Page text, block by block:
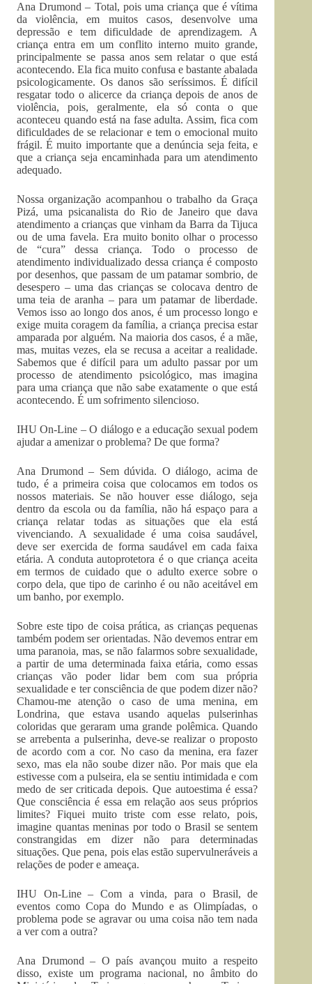
Ana Drumond – Total, pois uma criança que é vítima
da violência, em muitos casos, desenvolve uma
depressão e tem dificuldade de aprendizagem. A
criança entra em um conflito interno muito grande,
principalmente se passa anos sem relatar o que está
acontecendo. Ela fica muito confusa e bastante abalada
psicologicamente. Os danos são seríssimos. É difícil
resgatar todo o alicerce da criança depois de anos de
violência, pois, geralmente, ela só conta o que
aconteceu quando está na fase adulta. Assim, fica com
dificuldades de se relacionar e tem o emocional muito
frágil. É muito importante que a denúncia seja feita, e
que a criança seja encaminhada para um atendimento
adequado.
Nossa organização acompanhou o trabalho da Graça
Pizá, uma psicanalista do Rio de Janeiro que dava
atendimento a crianças que vinham da Barra da Tijuca
ou de uma favela. Era muito bonito olhar o processo
de “cura” dessa criança. Todo o processo de
atendimento individualizado dessa criança é composto
por desenhos, que passam de um patamar sombrio, de
desespero – uma das crianças se colocava dentro de
uma teia de aranha – para um patamar de liberdade.
Vemos isso ao longo dos anos, é um processo longo e
exige muita coragem da família, a criança precisa estar
amparada por alguém. Na maioria dos casos, é a mãe,
mas, muitas vezes, ela se recusa a aceitar a realidade.
Sabemos que é difícil para um adulto passar por um
processo de atendimento psicológico, mas imagina
para uma criança que não sabe exatamente o que está
acontecendo. É um sofrimento silencioso.
IHU On-Line – O diálogo e a educação sexual podem
ajudar a amenizar o problema? De que forma?
Ana Drumond – Sem dúvida. O diálogo, acima de
tudo, é a primeira coisa que colocamos em todos os
nossos materiais. Se não houver esse diálogo, seja
dentro da escola ou da família, não há espaço para a
criança relatar todas as situações que ela está
vivenciando. A sexualidade é uma coisa saudável,
deve ser exercida de forma saudável em cada faixa
etária. A conduta autoprotetora é o que criança aceita
em termos de cuidado que o adulto exerce sobre o
corpo dela, que tipo de carinho é ou não aceitável em
um banho, por exemplo.
Sobre este tipo de coisa prática, as crianças pequenas
também podem ser orientadas. Não devemos entrar em
uma paranoia, mas, se não falarmos sobre sexualidade,
a partir de uma determinada faixa etária, como essas
crianças vão poder lidar bem com sua própria
sexualidade e ter consciência de que podem dizer não?
Chamou-me atenção o caso de uma menina, em
Londrina, que estava usando aquelas pulserinhas
coloridas que geraram uma grande polêmica. Quando
se arrebenta a pulserinha, deve-se realizar o proposto
de acordo com a cor. No caso da menina, era fazer
sexo, mas ela não soube dizer não. Por mais que ela
estivesse com a pulseira, ela se sentiu intimidada e com
medo de ser criticada depois. Que autoestima é essa?
Que consciência é essa em relação aos seus próprios
limites? Fiquei muito triste com esse relato, pois,
imagine quantas meninas por todo o Brasil se sentem
constrangidas em dizer não para determinadas
situações. Que pena, pois elas estão supervulneráveis a
relações de poder e ameaça.
IHU On-Line – Com a vinda, para o Brasil, de
eventos como Copa do Mundo e as Olimpíadas, o
problema pode se agravar ou uma coisa não tem nada
a ver com a outra?
Ana Drumond – O país avançou muito a respeito
disso, existe um programa nacional, no âmbito do